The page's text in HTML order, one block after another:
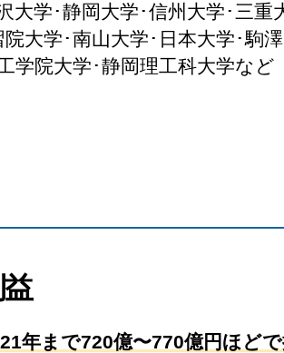
大学･静岡大学･信州大学･三重
院大学･南山大学･日本大学･駒
学院大学･静岡理工科大学など
年まで720億〜770億円ほど